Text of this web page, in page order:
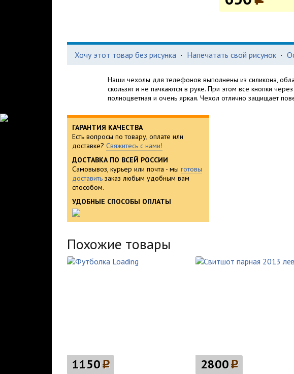
Хочу этот товар без рисунка · Напечатать свой рисунок ·
Наши чехолы для телефонов выполнены из силикона,
скользят и не пачкаются в руке. При этом все кнопки
полноцветная и очень яркая. Чехол отлично защищает
ГАРАНТИЯ КАЧЕСТВА
Есть вопросы по товару, оплате или
доставке? Свяжитесь с нами!
ДОСТАВКА ПО ВСЕЙ РОССИИ
Самовывоз, курьер или почта - мы готовы
доставить заказ любым удобным вам
способом.
УДОБНЫЕ СПОСОБЫ ОПЛАТЫ
Похожие товары
1150p 2800p